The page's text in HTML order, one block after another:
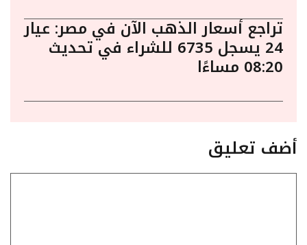
تراجع أسعار الذهب الآن في مصر: عيار
24 يسجل 6735 للشراء في تحديث
08:20 مساءًا
أضف تعليق